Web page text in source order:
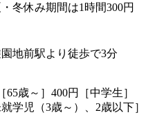
冬休み期間は1時間300円
地前駅より徒歩で3分
65歳～］400円［中学生］
学児（3歳～）、2歳以下］